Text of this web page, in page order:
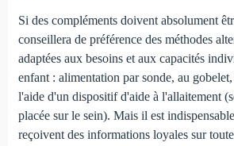
Si des compléments doivent absolument
conseillera de préférence des méthodes
adaptées aux besoins et aux capacités
enfant : alimentation par sonde, au
l'aide d'un dispositif d'aide à l'allaitement
placée sur le sein). Mais il est
reçoivent des informations loyales sur